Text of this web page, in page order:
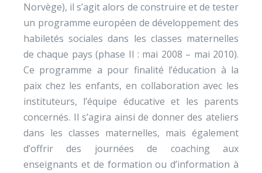
Norvège), il s’agit alors de construire et de tester
un programme européen de développement des
habiletés sociales dans les classes maternelles
de chaque pays (phase II : mai 2008 – mai 2010).
Ce programme a pour finalité l’éducation à la
paix chez les enfants, en collaboration avec les
instituteurs, l’équipe éducative et les parents
concernés. Il s’agira ainsi de donner des ateliers
dans les classes maternelles, mais également
d’offrir des journées de coaching aux
enseignants et de formation ou d’information à